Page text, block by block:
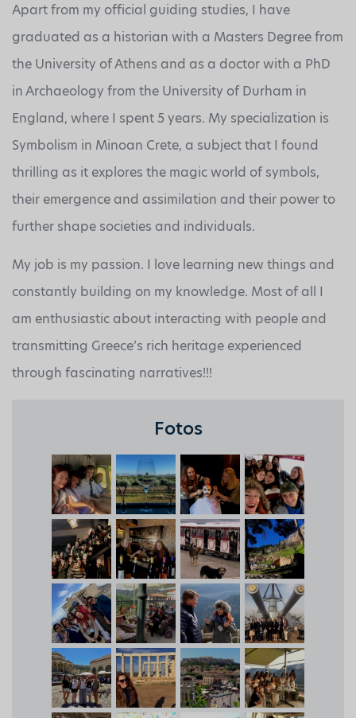
Apart from my official guiding studies, I have
graduated as a historian with a Masters Degree from
the University of Athens and as a doctor with a PhD
in Archaeology from the University of Durham in
England, where I spent 5 years. My specialization is
Symbolism in Minoan Crete, a subject that I found
thrilling as it explores the magic world of symbols,
their emergence and assimilation and their power to
further shape societies and individuals.
My job is my passion. I love learning new things and
constantly building on my knowledge. Most of all I
am enthusiastic about interacting with people and
transmitting Greece’s rich heritage experienced
through fascinating narratives!!!
Fotos